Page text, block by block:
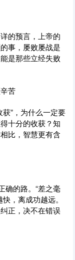
的预言，上帝的
事，屡败屡战是
是那些立经失败
苦
”，为什么一定要
十分的收获？知
比，智慧更有含
确的路。“差之毫
，离成功越远。
正，决不在错误